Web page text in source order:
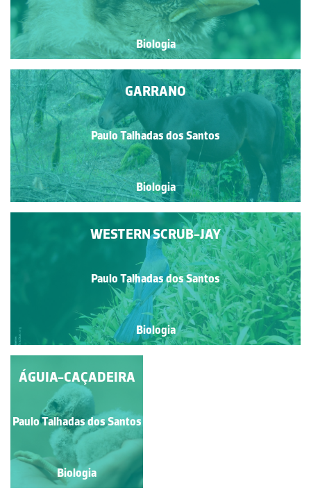
Biologia
GARRANO
Paulo Talhadas dos Santos
Biologia
WESTERN SCRUB-JAY
Paulo Talhadas dos Santos
Biologia
RÃ-VERDE
Paulo Talhadas dos Santos
Biologia
ÁGUIA-CAÇADEIRA
Paulo Talhadas dos Santos
Biologia